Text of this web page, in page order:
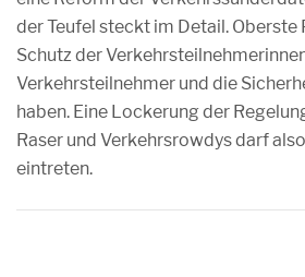
der Teufel steckt im Detail.
Schutz der
Verkehrsteilnehmer und die
haben. Eine Lockerung der
Raser und Verkehrsrowdys darf
eintreten.